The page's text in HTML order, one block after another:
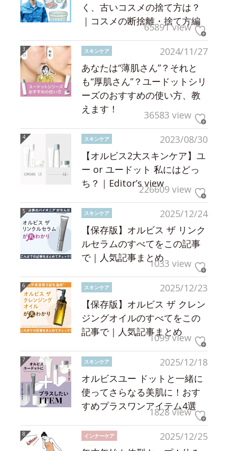
く、古いコスメの捨て方は？
｜コスメの断捨離・捨て方編
65891 view
2024/11/27
スキンケア
あなたは“薄肌さん”？それと
も“厚肌さん”？ユードットシリ
ーズのおすすめの使い方、教
えます！
36583 view
2023/08/30
スキンケア
【オルビス2大スキンケア】ユ
ー or ユードット 私にはどっ
ち？｜Editor’s view226609 view
2025/12/24
スキンケア
【保存版】オルビス ザ リンク
ルセラムのすべてをこの記事
で｜人気記事まとめ1033 view
2025/12/23
スキンケア
【保存版】オルビス ザ クレン
ジングオイルのすべてをこの
記事で｜人気記事まとめ
1099 view
2025/12/18
スキンケア
オルビスユー ドットと一緒に
使ってさらなる美肌に！おす
すめプラスワンアイテム4選
1828 view
2025/12/25
インナーケア